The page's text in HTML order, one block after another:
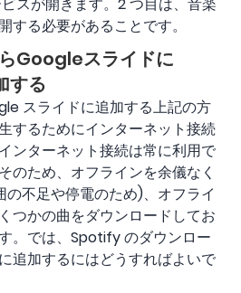
する必要があることです。
Googleスライドに
する
スライドに追加する上記の方
するためにインターネット接続
ンターネット接続は常に利用で
のため、オフラインを余儀なく
の不足や停電のため)、オフライ
つかの曲をダウンロードしてお
。では、Spotify のダウンロー
追加するにはどうすればよいで